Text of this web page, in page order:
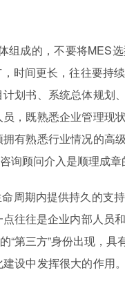
成的，不要将MES
时间更长，往往要持
划书、系统总体规划
，既熟悉企业管理现
有熟悉行业情况的高
询顾问介入是顺理成章
期内提供持久的支
往往是企业内部人员
第三方”身份出现，
设中发挥很大的作用